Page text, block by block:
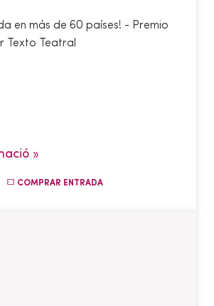
en más de 60 países! - Premio
Texto Teatral
»
COMPRAR ENTRADA